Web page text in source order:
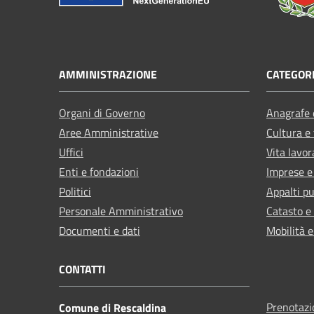
AMMINISTRAZIONE
Organi di Governo
Aree Amministrative
Uffici
Enti e fondazioni
Politici
Personale Amministrativo
Documenti e dati
Cultura
Vita
Imprese
Appalti
Catasto
Mobilità
CONTATTI
Comune di Rescaldina